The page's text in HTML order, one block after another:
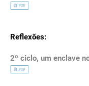
Reflexões:
2º ciclo, um enclave